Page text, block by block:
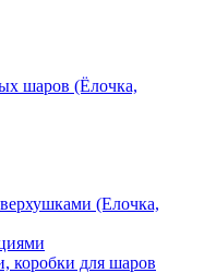
шаров (Ёлочка,
(Елочка,
коробки для шаров